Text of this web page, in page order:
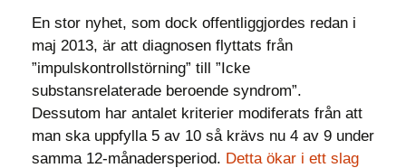
En stor nyhet, som dock offentliggjordes redan i
maj 2013, är att diagnosen flyttats från
”impulskontrollstörning” till ”Icke
substansrelaterade beroende syndrom”.
Dessutom har antalet kriterier modiferats från att
man ska uppfylla 5 av 10 så krävs nu 4 av 9 under
samma 12-månadersperiod. Detta ökar i ett slag